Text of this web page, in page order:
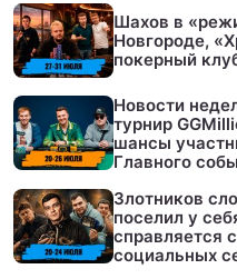
Шахов в
Новгороде,
покерный
Новости
турнир
шансы
Главного
Злотников
поселил у
справляется
социальных